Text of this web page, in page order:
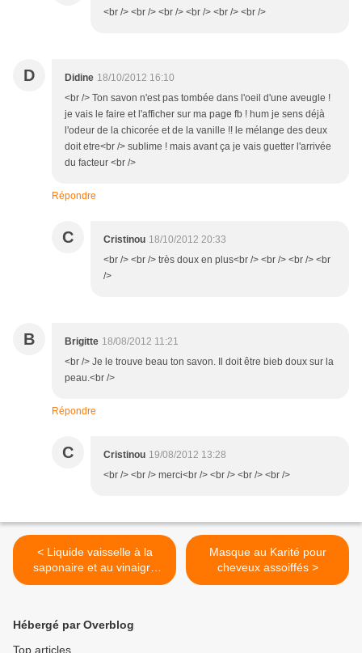
<br /> <br /> <br /> <br /> <br /> <br />
D Didine 18/10/2012 16:10
<br /> Ton savon n'est pas tombée dans l'oeil d'une aveugle !
je vais le faire et l'afficher sur ma page fb ! hum je sens déjà
l'odeur de la chicorée et de la vanille !! le mélange des deux
doit etre<br /> sublime ! mais avant ça je vais guetter l'arrivée
du facteur <br />
Répondre
C Cristinou 18/10/2012 20:33
<br /> <br /> très doux en plus<br /> <br /> <br /> <br
/>
B Brigitte 18/08/2012 11:21
<br /> Je le trouve beau ton savon. Il doit être bieb doux sur la
peau.<br />
Répondre
C Cristinou 19/08/2012 13:28
<br /> <br /> merci<br /> <br /> <br /> <br />
< Liquide vaisselle à la
saponaire et au vinaigre
des 4 voleurs
Masque au Karité pour
cheveux assoiffés >
Hébergé par Overblog
Top articles